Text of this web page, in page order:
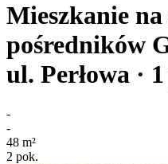
Mieszkanie na
pośredników
ul. Perłowa · 1
-
-
48 m²
2 pok.